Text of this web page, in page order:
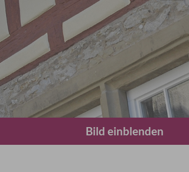
Bild einblenden